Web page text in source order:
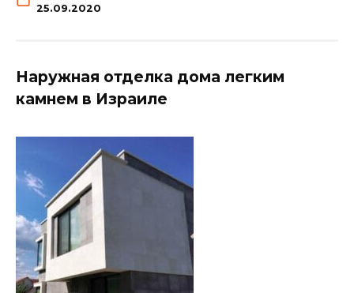
25.09.2020
Наружная отделка дома легким
камнем в Израиле